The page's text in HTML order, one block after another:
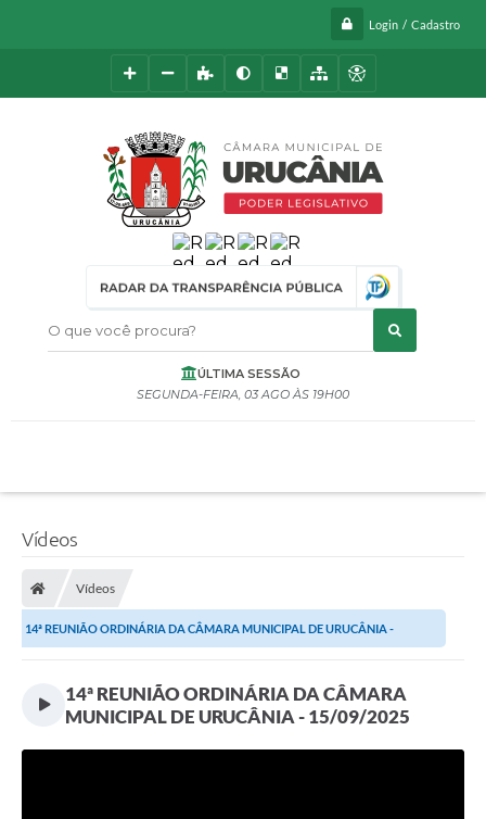
Login / Cadastro
O que você procura?
ÚLTIMA SESSÃO
SEGUNDA-FEIRA 03 AGO 19H00
Vídeos
Vídeos
14ª REUNIÃO ORDINÁRIA DA CÂMARA MUNICIPAL DE URUCÂNIA -
14ª REUNIÃO ORDINÁRIA DA CÂMARA
MUNICIPAL DE URUCÂNIA - 15/09/2025